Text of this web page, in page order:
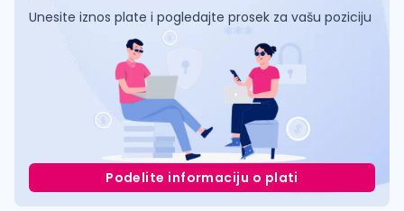
Unesite iznos plate i pogledajte prosek za vašu poziciju
Podelite informaciju o plati